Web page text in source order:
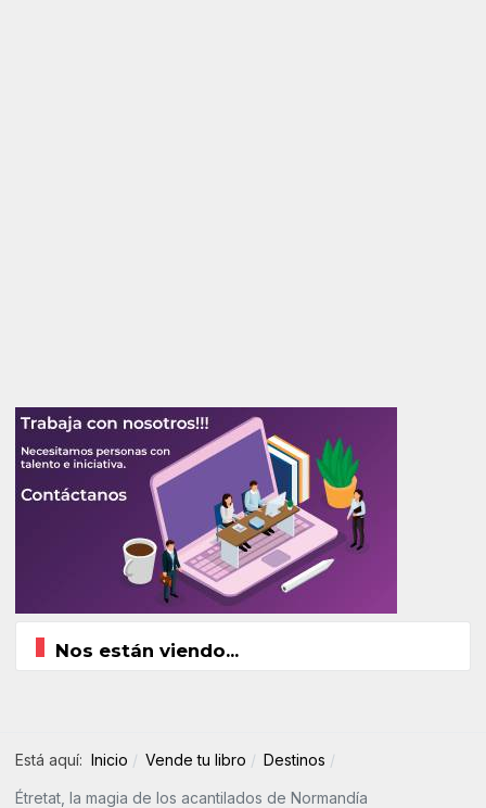
Nos están viendo...
Está aquí: Inicio Vende tu libro Destinos
Étretat, la magia de los acantilados de Normandía